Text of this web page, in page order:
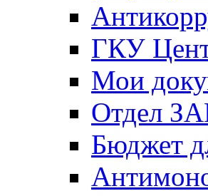
ГКУ
Мои
Отдел
Бюджет